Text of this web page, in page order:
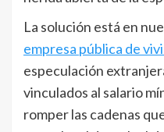
La solución está en
empresa pública de
especulación
vinculados al salario
romper las cadenas